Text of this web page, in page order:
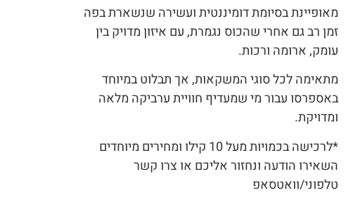
מאופיינת בסיומת דומיננטית ועשירה שנשארת בפה
זמן רב גם אחרי שהכוס נגמרת, עם איזון מדויק בין
עומק, ארומה ורכות.
מתאימה לכל סוגי המשקאות, אך תבלוט במיוחד
באספרסו עבור מי שמעדיף חוויית ערביקה מלאה
ומדויקת.
*לרכישה בכמויות מעל 10 קילו ומחירים מיוחדים
השאירו הודעה ונחזור אליכם או צרו קשר
טלפוני/וואטסאפ